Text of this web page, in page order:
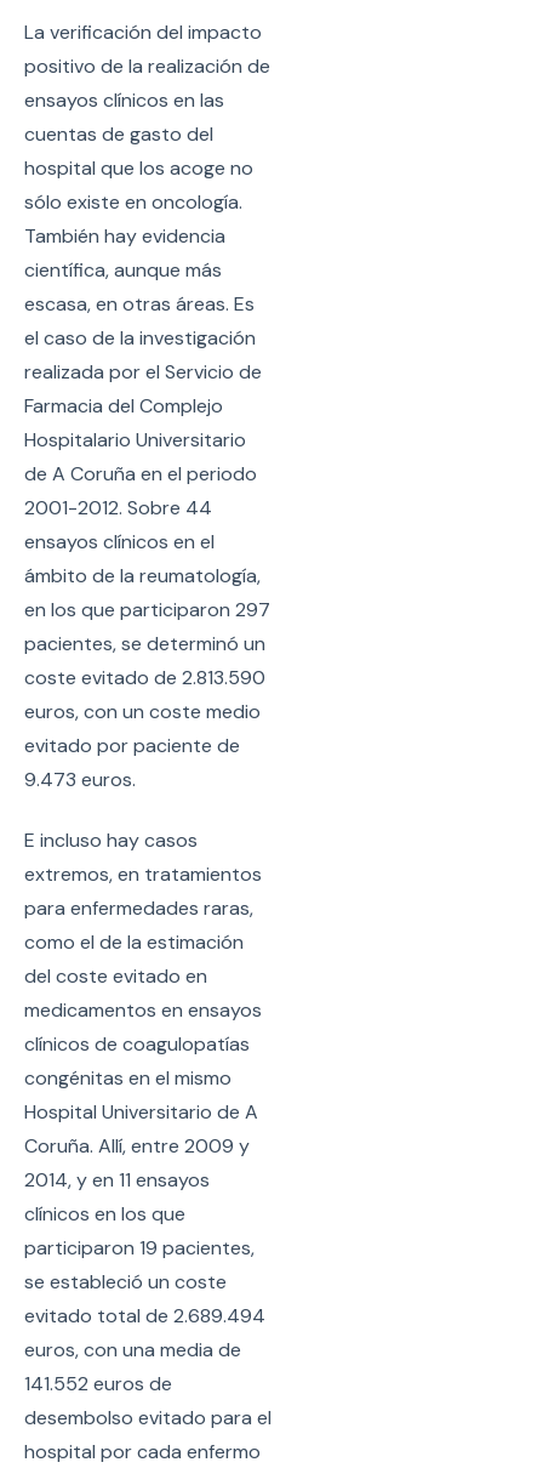
La verificación del impacto
positivo de la realización de
ensayos clínicos en las
cuentas de gasto del
hospital que los acoge no
sólo existe en oncología.
También hay evidencia
científica, aunque más
escasa, en otras áreas. Es
el caso de la investigación
realizada por el Servicio de
Farmacia del Complejo
Hospitalario Universitario
de A Coruña en el periodo
2001-2012. Sobre 44
ensayos clínicos en el
ámbito de la reumatología,
en los que participaron 297
pacientes, se determinó un
coste evitado de 2.813.590
euros, con un coste medio
evitado por paciente de
9.473 euros.
E incluso hay casos
extremos, en tratamientos
para enfermedades raras,
como el de la estimación
del coste evitado en
medicamentos en ensayos
clínicos de coagulopatías
congénitas en el mismo
Hospital Universitario de A
Coruña. Allí, entre 2009 y
2014, y en 11 ensayos
clínicos en los que
participaron 19 pacientes,
se estableció un coste
evitado total de 2.689.494
euros, con una media de
141.552 euros de
desembolso evitado para el
hospital por cada enfermo